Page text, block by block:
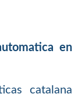
en
catalana